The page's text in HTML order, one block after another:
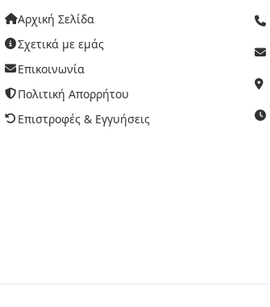
Αρχική Σελίδα
Σχετικά με εμάς
Επικοινωνία
Πολιτική Απορρήτου
Επιστροφές & Εγγυήσεις